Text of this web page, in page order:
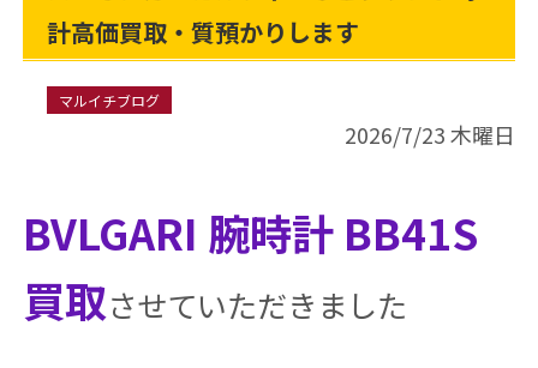
計高価買取・質預かりします
マルイチブログ
2026/7/23 木曜日
BVLGARI 腕時計 BB41S
買取させていただきました